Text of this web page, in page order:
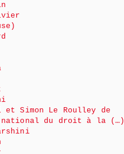
Simon Le Roulley de
national du droit à la (…)